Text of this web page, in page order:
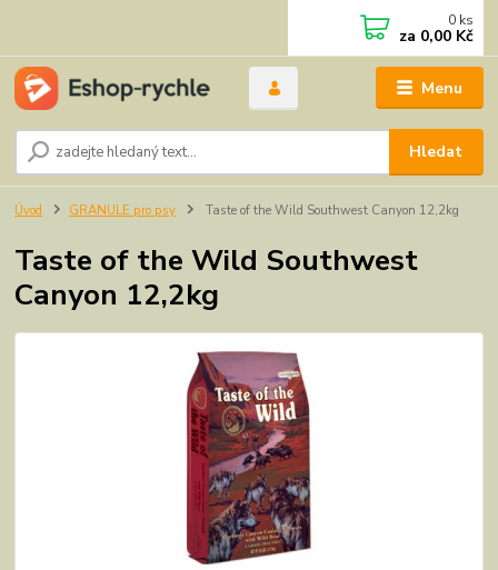
Menu
Hledat
0 ks
za 0,00 Kč
Úvod GRANULE pro psy Taste of the Wild Southwest Canyon 12,2kg
Taste of the Wild Southwest
Canyon 12,2kg